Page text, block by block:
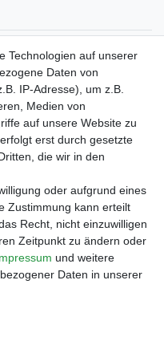
Technologien auf unserer
Daten von
IP-Adresse), um z.B.
Medien von
auf unsere Website zu
erst durch gesetzte
die wir in den
oder aufgrund eines
Zustimmung kann erteilt
Recht, nicht einzuwilligen
Zeitpunkt zu ändern oder
und weitere
Daten in unserer